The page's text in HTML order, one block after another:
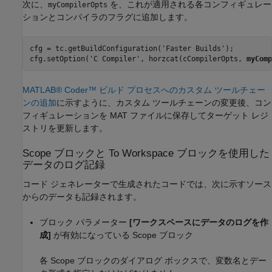
次に、 myCompilerOpts を、これが適用される各コンフィギュレー
ションとコンパイラのフラグに追加します。
cfg = tc.getBuildConfiguration('Faster Builds');
cfg.setOption('C Compiler', horzcat(cCompilerOpts,
MATLAB® Coder™ ビルド プロセスへのカスタム ツールチェー
ンの追加に示すように、カスタム ツールチェーンの変更後、コン
フィギュレーションを MAT ファイルに保存してターゲット レジ
ストリを更新します。
Scope ブロックと To Workspace ブロックを使用した
データのログ記録
コード ジェネレーターで生成されたコードでは、次に示すソース
からのデータも記録されます。
ブロック パラメーター [ワークスペースにデータのログを作
成] が有効になっている Scope ブロック
各 Scope ブロックのダイアログ ボックスで、変数名とデー